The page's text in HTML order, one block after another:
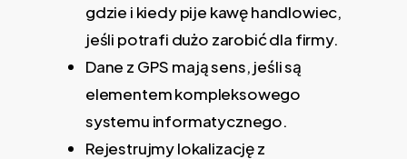
gdzie i kiedy pije kawę handlowiec,
jeśli potrafi dużo zarobić dla firmy.
Dane z GPS mają sens, jeśli są
elementem kompleksowego
systemu informatycznego.
Rejestrujmy lokalizację z